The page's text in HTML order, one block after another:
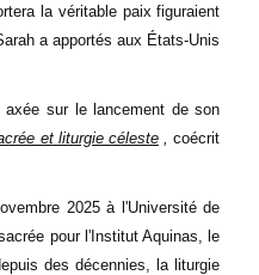
la véritable paix figuraient
a apportés aux États-Unis
axée sur le lancement de son
et liturgie céleste,
coécrit
2025 à l'Université de
pour l'Institut Aquinas, le
des décennies, la liturgie